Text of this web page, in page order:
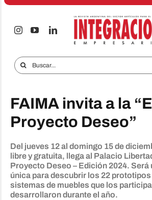
Saltar
Audio & TV
iTECNO
Celulares
Informes Especiales
Anuncie
Buscar:
FAIMA invita a la
Proyecto Deseo”
Del jueves 12 al domingo 15 de
libre y gratuita, llega al Palacio
Proyecto Deseo – Edición 2024. Será
única para descubrir los 22 prototipos
sistemas de muebles que los
desarrollaron durante el año.